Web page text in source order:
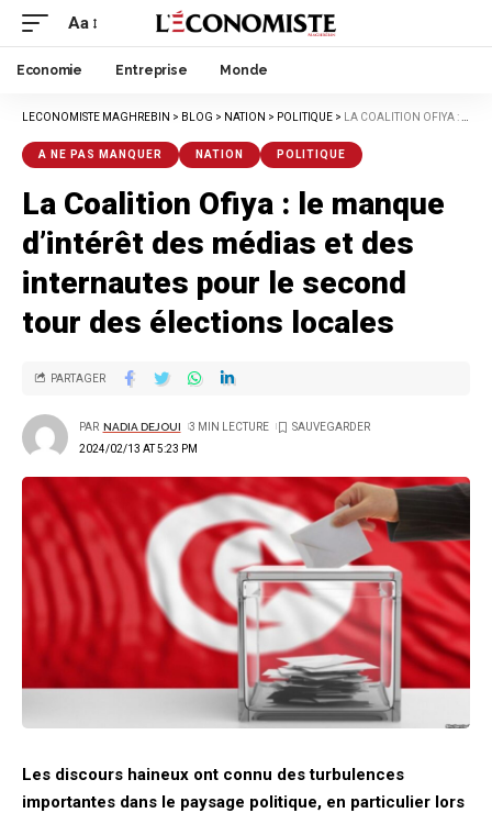
Aa
Economie Entreprise Monde
LECONOMISTE MAGHREBIN > BLOG > NATION > POLITIQUE > LA COALITION OFIYA : LE MANQUE D’INTÉRÊT DES MÉDIAS ET DES INTERNAUTES POUR LE SECOND TOUR DES ÉLECTIONS LOCALES
A NE PAS MANQUER NATION POLITIQUE
La Coalition Ofiya : le manque
d’intérêt des médias et des
internautes pour le second
tour des élections locales
2024/02/13 AT 5:23 PM
PAR NADIA DEJOUI 3 MIN LECTURE
PARTAGER
Les discours haineux ont connu des turbulences
importantes dans le paysage politique, en particulier lors